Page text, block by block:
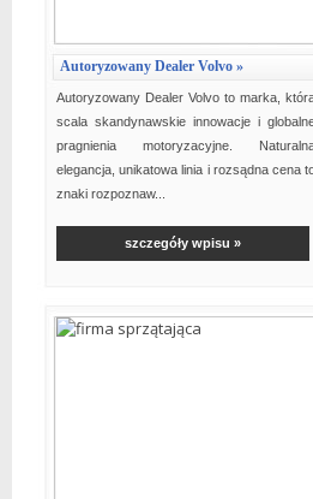
Autoryzowany Dealer Volvo »
Autoryzowany Dealer Volvo to marka,
scala skandynawskie innowacje i
pragnienia motoryzacyjne.
elegancja, unikatowa linia i rozsądna cena
znaki rozpoznaw...
szczegóły wpisu »